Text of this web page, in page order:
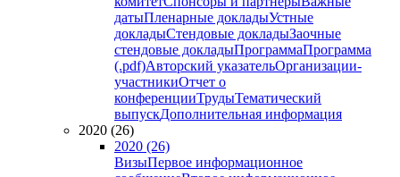
датыПленарные докладыУстные
докладыСтендовые докладыЗаочные
стендовые докладыПрограммаПрограмма
(.pdf)Авторский указательОрганизации-
участникиОтчет о
конференцииТрудыТематический
выпускДополнительная информация
2020 (26)
2020 (26)
ВизыПервое информационное